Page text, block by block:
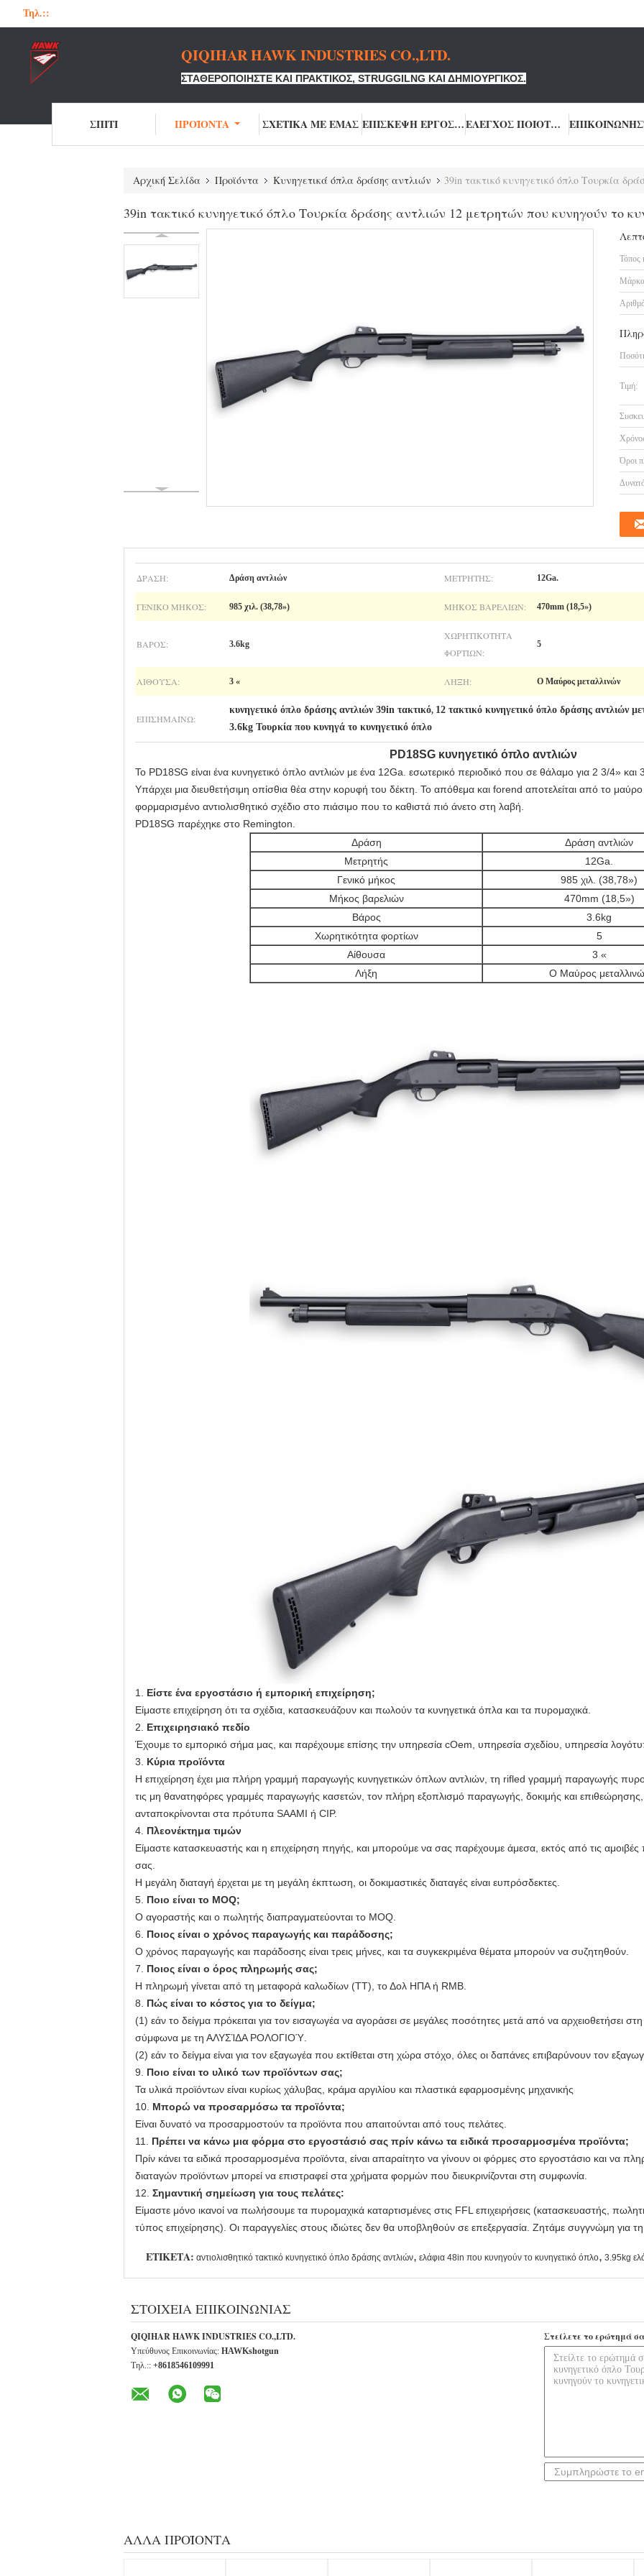
Τηλ.::
QIQIHAR HAWK INDUSTRIES CO.,LTD.
ΣΤΑΘΕΡΟΠΟΙΉΣΤΕ ΚΑΙ ΠΡΑΚΤΙΚΌΣ, STRUGGILNG ΚΑΙ ΔΗΜΙΟΥΡΓΙΚΌΣ.
ΣΠΊΤΙ ΠΡΟΪΌΝΤΑ ΣΧΕΤΙΚΆ ΜΕ ΕΜΆΣ ΕΠΙΣΚΕΨΉ ΕΡΓΟΣΤΑΣΊΟΥ ΈΛΕΓΧΟΣ ΠΟΙΌΤΗΤΑΣ
Αρχική Σελίδα Προϊόντα Κυνηγετικά όπλα δράσης αντλιών 39in τακτικό κυνηγετικό όπλο Τουρκία δράσης
39in τακτικό κυνηγετικό όπλο Τουρκία δράσης αντλιών 12 μετρητών που κυνηγούν το
Τόπος
Τιμή:
Όροι
ΔΡΆΣΗ: Δράση αντλιών ΜΕΤΡΗΤΉΣ: 12Ga.
ΓΕΝΙΚΌ ΜΉΚΟΣ: 985 χιλ. (38,78») ΜΉΚΟΣ ΒΑΡΕΛΙΏΝ: 470mm (18,5»)
ΒΆΡΟΣ: 3.6kg
ΧΩΡΗΤΙΚΌΤΗΤΑ
ΦΟΡΤΊΩΝ:
5
ΑΊΘΟΥΣΑ: 3 « ΛΉΞΗ: Ο Μαύρος μεταλλινών
ΕΠΙΣΗΜΑΊΝΩ:
κυνηγετικό όπλο δράσης αντλιών 39in τακτικό, 12 τακτικό κυνηγετικό όπλο δράσης αντλιών
3.6kg Τουρκία που κυνηγά το κυνηγετικό όπλο
PD18SG κυνηγετικό όπλο αντλιών
Το PD18SG είναι ένα κυνηγετικό όπλο αντλιών με ένα 12Ga. εσωτερικό περιοδικό που σε θάλαμο για 2 3/4» και
Υπάρχει μια διευθετήσιμη οπίσθια θέα στην κορυφή του δέκτη. Το απόθεμα και forend αποτελείται από το
φορμαρισμένο αντιολισθητικό σχέδιο στο πιάσιμο που το καθιστά πιό άνετο στη λαβή.
PD18SG παρέχηκε στο Remington.
Δράση
Δράση αντλιών
Μετρητής
12Ga.
Γενικό μήκος
985 χιλ. (38,78»)
Μήκος βαρελιών
470mm (18,5»)
Βάρος
3.6kg
Χωρητικότητα φορτίων
5
Αίθουσα
3 «
Λήξη
Ο Μαύρος
1. Είστε ένα εργοστάσιο ή εμπορική επιχείρηση;
Είμαστε επιχείρηση ότι τα σχέδια, κατασκευάζουν και πωλούν τα κυνηγετικά όπλα και τα πυρομαχικά.
2. Επιχειρησιακό πεδίο
Έχουμε το εμπορικό σήμα μας, και παρέχουμε επίσης την υπηρεσία cOem, υπηρεσία σχεδίου, υπηρεσία
3. Κύρια προϊόντα
Η επιχείρηση έχει μια πλήρη γραμμή παραγωγής κυνηγετικών όπλων αντλιών, τη rifled γραμμή παραγωγής
τις μη θανατηφόρες γραμμές παραγωγής κασετών, τον πλήρη εξοπλισμό παραγωγής, δοκιμής και
ανταποκρίνονται στα πρότυπα SAAMI ή CIP.
4. Πλεονέκτημα τιμών
Είμαστε κατασκευαστής και η επιχείρηση πηγής, και μπορούμε να σας παρέχουμε άμεσα, εκτός από τις
σας.
Η μεγάλη διαταγή έρχεται με τη μεγάλη έκπτωση, οι δοκιμαστικές διαταγές είναι ευπρόσδεκτες.
5. Ποιο είναι το MOQ;
Ο αγοραστής και ο πωλητής διαπραγματεύονται το MOQ.
6. Ποιος είναι ο χρόνος παραγωγής και παράδοσης;
Ο χρόνος παραγωγής και παράδοσης είναι τρεις μήνες, και τα συγκεκριμένα θέματα μπορούν να συζητηθούν.
7. Ποιος είναι ο όρος πληρωμής σας;
Η πληρωμή γίνεται από τη μεταφορά καλωδίων (TT), το Δολ ΗΠΑ ή RMB.
8. Πώς είναι το κόστος για το δείγμα;
(1) εάν το δείγμα πρόκειται για τον εισαγωγέα να αγοράσει σε μεγάλες ποσότητες μετά από να αρχειοθετήσει
σύμφωνα με τη ΑΛΥΣΊΔΑ ΡΟΛΟΓΙΟΎ.
(2) εάν το δείγμα είναι για τον εξαγωγέα που εκτίθεται στη χώρα στόχο, όλες οι δαπάνες επιβαρύνουν τον
9. Ποιο είναι το υλικό των προϊόντων σας;
Τα υλικά προϊόντων είναι κυρίως χάλυβας, κράμα αργιλίου και πλαστικά εφαρμοσμένης μηχανικής
10. Μπορώ να προσαρμόσω τα προϊόντα;
Είναι δυνατό να προσαρμοστούν τα προϊόντα που απαιτούνται από τους πελάτες.
11. Πρέπει να κάνω μια φόρμα στο εργοστάσιό σας πρίν κάνω τα ειδικά προσαρμοσμένα προϊόντα;
Πρίν κάνει τα ειδικά προσαρμοσμένα προϊόντα, είναι απαραίτητο να γίνουν οι φόρμες στο εργοστάσιο και να
διαταγών προϊόντων μπορεί να επιστραφεί στα χρήματα φορμών που διευκρινίζονται στη συμφωνία.
12. Σημαντική σημείωση για τους πελάτες:
Είμαστε μόνο ικανοί να πωλήσουμε τα πυρομαχικά καταρτισμένες στις FFL επιχειρήσεις (κατασκευαστής,
τύπος επιχείρησης). Οι παραγγελίες στους ιδιώτες δεν θα υποβληθούν σε επεξεργασία. Ζητάμε συγγνώμη για
ΕΤΙΚΈΤΑ: αντιολισθητικό τακτικό κυνηγετικό όπλο δράσης αντλιών, ελάφια 48in που κυνηγούν το κυνηγετικό όπλο, 3.95kg
ΣΤΟΙΧΕΊΑ ΕΠΙΚΟΙΝΩΝΊΑΣ
QIQIHAR HAWK INDUSTRIES CO.,LTD.
Υπεύθυνος Επικοινωνίας: HAWKshotgun
Τηλ.:: +8618546109991
Στείλετε το ερώτημά
ΆΛΛΑ ΠΡΟΪΌΝΤΑ